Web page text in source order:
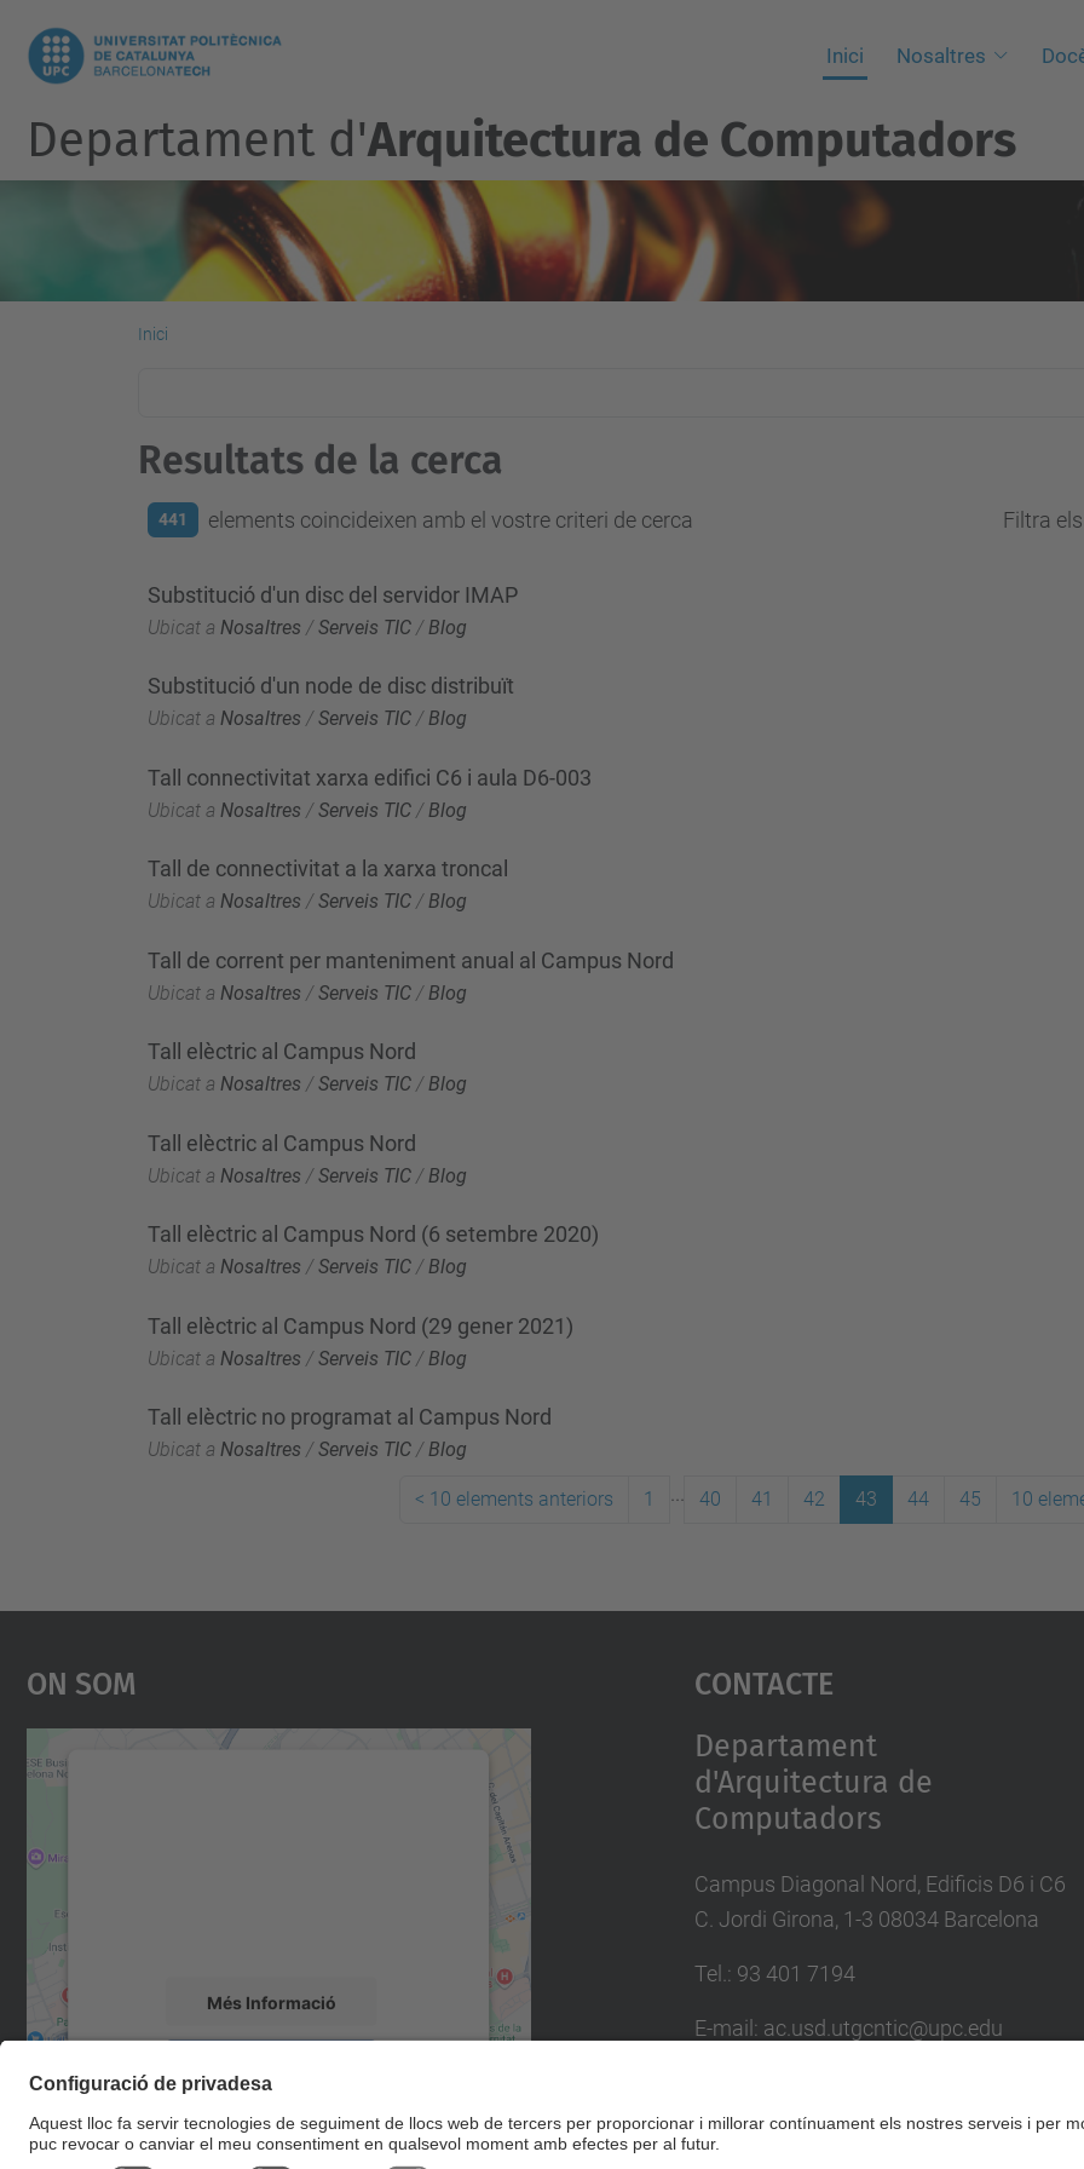
Inici Nosaltres
Departament d'Arquitectura de Computadors
Inici
Resultats de la cerca
441 elements coincideixen amb el vostre criteri de cerca Filtra
Substitució d'un disc del servidor IMAP
Ubicat a Nosaltres /Serveis TIC / Blog
Substitució d'un node de disc distribuït
Ubicat a Nosaltres /Serveis TIC /Blog
Tall connectivitat xarxa edifici C6 i aula D6-003
Ubicat a Nosaltres /Serveis TIC / Blog
Tall de connectivitat a la xarxa troncal
Ubicat a Nosaltres /Serveis TIC /Blog
Tall de corrent per manteniment anual al Campus Nord
Ubicat a Nosaltres /Serveis TIC / Blog
Tall elèctric al Campus Nord
Ubicat a Nosaltres /Serveis TIC /Blog
Tall elèctric al Campus Nord
Ubicat a Nosaltres /Serveis TIC / Blog
Tall elèctric al Campus Nord (6 setembre 2020)
Ubicat a Nosaltres /Serveis TIC /Blog
Tall elèctric al Campus Nord (29 gener 2021)
Ubicat a Nosaltres /Serveis TIC / Blog
Tall elèctric no programat al Campus Nord
Ubicat a Nosaltres /Serveis TIC /Blog
< 10 elements anteriors 1 40 41 42 43 44 45 10
On Som
Més Informació
Management Platform
Contacte
Departament
d'Arquitectura de
Computadors
Campus Diagonal Nord, Edificis D6 i C6
C. Jordi Girona, 1-3 08034 Barcelona
Tel.: 93 401 7194
E-mail: ac.usd.utgcntic@upc.edu
Formulari de contacte